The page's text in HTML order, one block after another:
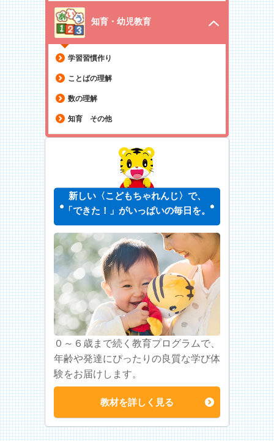
知育・幼児教育
学習習慣作り
ことばの理解
数の理解
知育 その他
新しい〈こどもちゃれんじ〉で、
「できた！」がいっぱいの毎日を。
０～６歳まで続く教育プログラムで、
年齢や発達にぴったりの良質な学び体
験をお届けします。
教材を詳しく見る